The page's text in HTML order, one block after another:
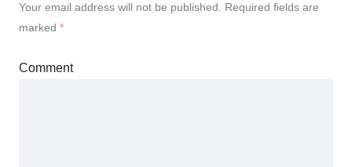
Your email address will not be published. Required fields are
marked *
Comment